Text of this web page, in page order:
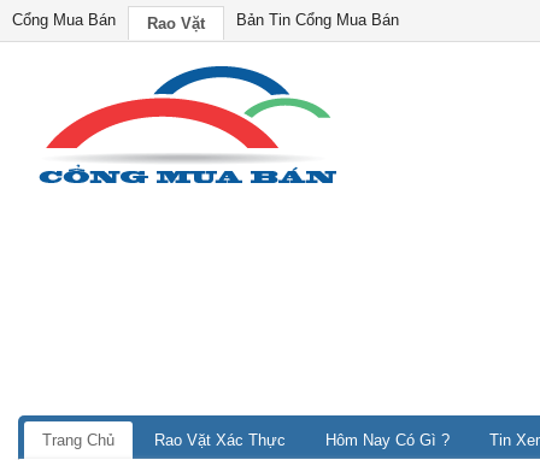
Cổng Mua Bán Rao Vặt Bản Tin Cổng Mua Bán
Trang Chủ Rao Vặt Xác Thực Hôm Nay Có Gì ? Tin